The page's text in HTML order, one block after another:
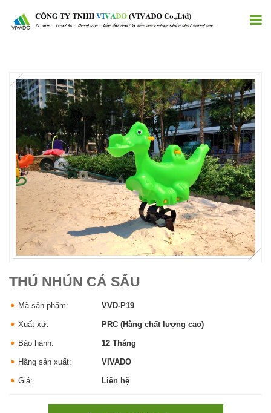
THÚ NHÚN CÁ SẤU
Mã sản phẩm: VVD-P19
Xuất xứ: PRC (Hàng chất lượng cao)
Bảo hành: 12 Tháng
Hãng sản xuất: VIVADO
Giá: Liên hệ